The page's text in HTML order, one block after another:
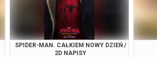
SPIDER-MAN. CAŁKIEM NOWY DZIEŃ /
2D NAPISY